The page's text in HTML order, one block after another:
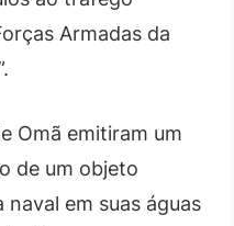
Armadas da
Omã emitiram um
de um objeto
naval em suas águas